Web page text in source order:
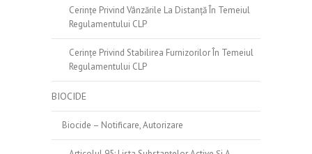
Cerințe Privind Vânzările La Distanță În Temeiul
Regulamentului CLP
Cerințe Privind Stabilirea Furnizorilor În Temeiul
Regulamentului CLP
BIOCIDE
Biocide – Notificare, Autorizare